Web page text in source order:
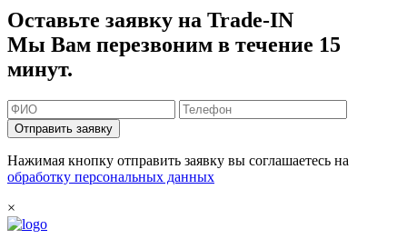
Оставьте заявку на Trade-IN
Мы Вам перезвоним в течение 15
минут.
Отправить заявку
Нажимая кнопку отправить заявку вы соглашаетесь на
обработку персональных данных
×